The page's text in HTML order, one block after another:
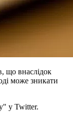
що внаслідок
може зникати
у Twitter.